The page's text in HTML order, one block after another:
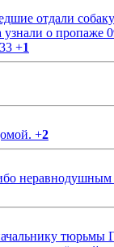
отдали
узнали о пропаже
+1
+2
неравнодушным
тюрьмы